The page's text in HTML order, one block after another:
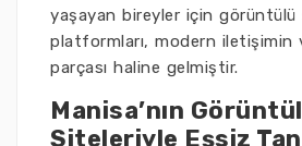
yaşayan bireyler için
platformları, modern iletişimin
parçası haline gelmiştir.
Manisa’nın
Siteleriyle Eşsiz